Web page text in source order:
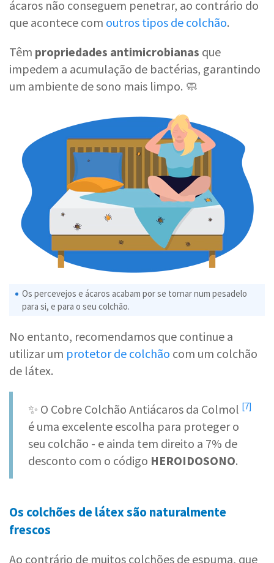
ácaros não conseguem penetrar, ao contrário do
que acontece com outros tipos de colchão.
Têm propriedades antimicrobianas que
impedem a acumulação de bactérias, garantindo
um ambiente de sono mais limpo. 🧼
Os percevejos e ácaros acabam por se tornar num pesadelo
para si, e para o seu colchão.
No entanto, recomendamos que continue a
utilizar um protetor de colchão com um colchão
de látex.
✨ O Cobre Colchão Antiácaros da Colmol [7]
é uma excelente escolha para proteger o
seu colchão - e ainda tem direito a 7% de
desconto com o código HEROIDOSONO.
Os colchões de látex são naturalmente
frescos
Ao contrário de muitos colchões de espuma, que